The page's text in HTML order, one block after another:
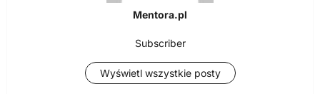
Mentora.pl
Subscriber
Wyświetl wszystkie posty